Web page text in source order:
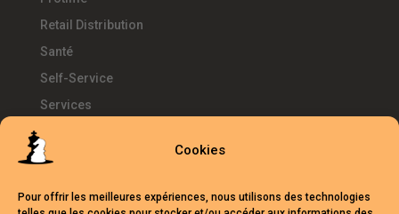
Cookies
Pour offrir les meilleures expériences, nous utilisons des technologies
Retail Distribution
Santé
Self-Service
Services
Télétravail